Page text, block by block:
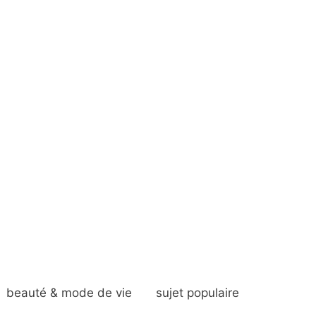
beauté & mode de vie sujet populaire